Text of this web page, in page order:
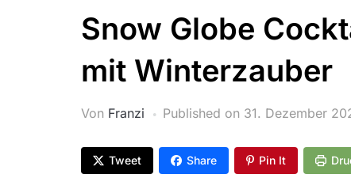
Snow Globe
mit Winterzauber
Von Franzi Published on 31. Dezember
Tweet Share Pin It